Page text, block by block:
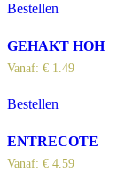
Bestellen
GEHAKT HOH
Vanaf: € 1.49
Bestellen
ENTRECOTE
Vanaf: € 4.59